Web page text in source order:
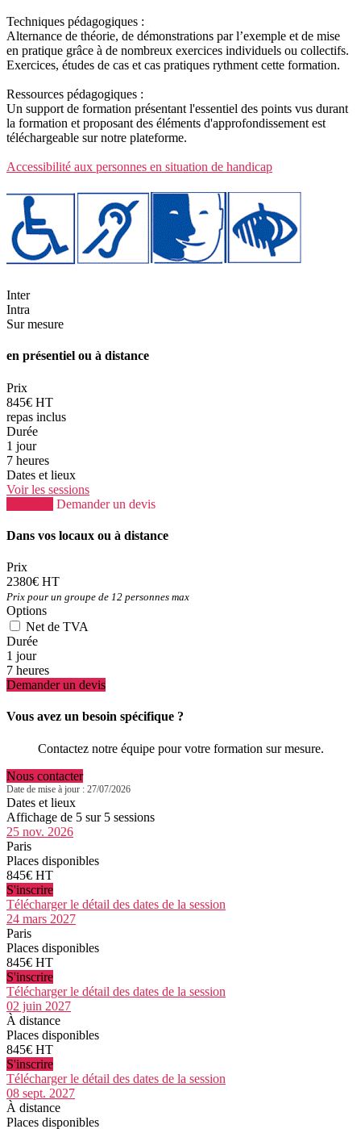
Techniques pédagogiques :
Alternance de théorie, de démonstrations par l’exemple et de mise
en pratique grâce à de nombreux exercices individuels ou collectifs.
Exercices, études de cas et cas pratiques rythment cette formation.
Ressources pédagogiques :
Un support de formation présentant l'essentiel des points vus durant
la formation et proposant des éléments d'approfondissement est
téléchargeable sur notre plateforme.
Accessibilité aux personnes en situation de handicap
Inter
Intra
Sur mesure
en présentiel ou à distance
Prix
845€ HT
repas inclus
Durée
1 jour
7 heures
Dates et lieux
Voir les sessions
Demander un devis
Dans vos locaux ou à distance
Prix
2380€ HT
Prix pour un groupe de 12 personnes max
Options
Net de TVA
Durée
1 jour
7 heures
Demander un devis
Vous avez un besoin spécifique ?
Contactez notre équipe pour votre formation sur mesure.
Nous contacter
Date de mise à jour : 27/07/2026
Dates et lieux
Affichage de 5 sur 5 sessions
25 nov. 2026
Paris
Places disponibles
845€ HT
S'inscrire
Télécharger le détail des dates de la session
24 mars 2027
Paris
Places disponibles
845€ HT
S'inscrire
Télécharger le détail des dates de la session
02 juin 2027
À distance
Places disponibles
845€ HT
S'inscrire
Télécharger le détail des dates de la session
08 sept. 2027
À distance
Places disponibles